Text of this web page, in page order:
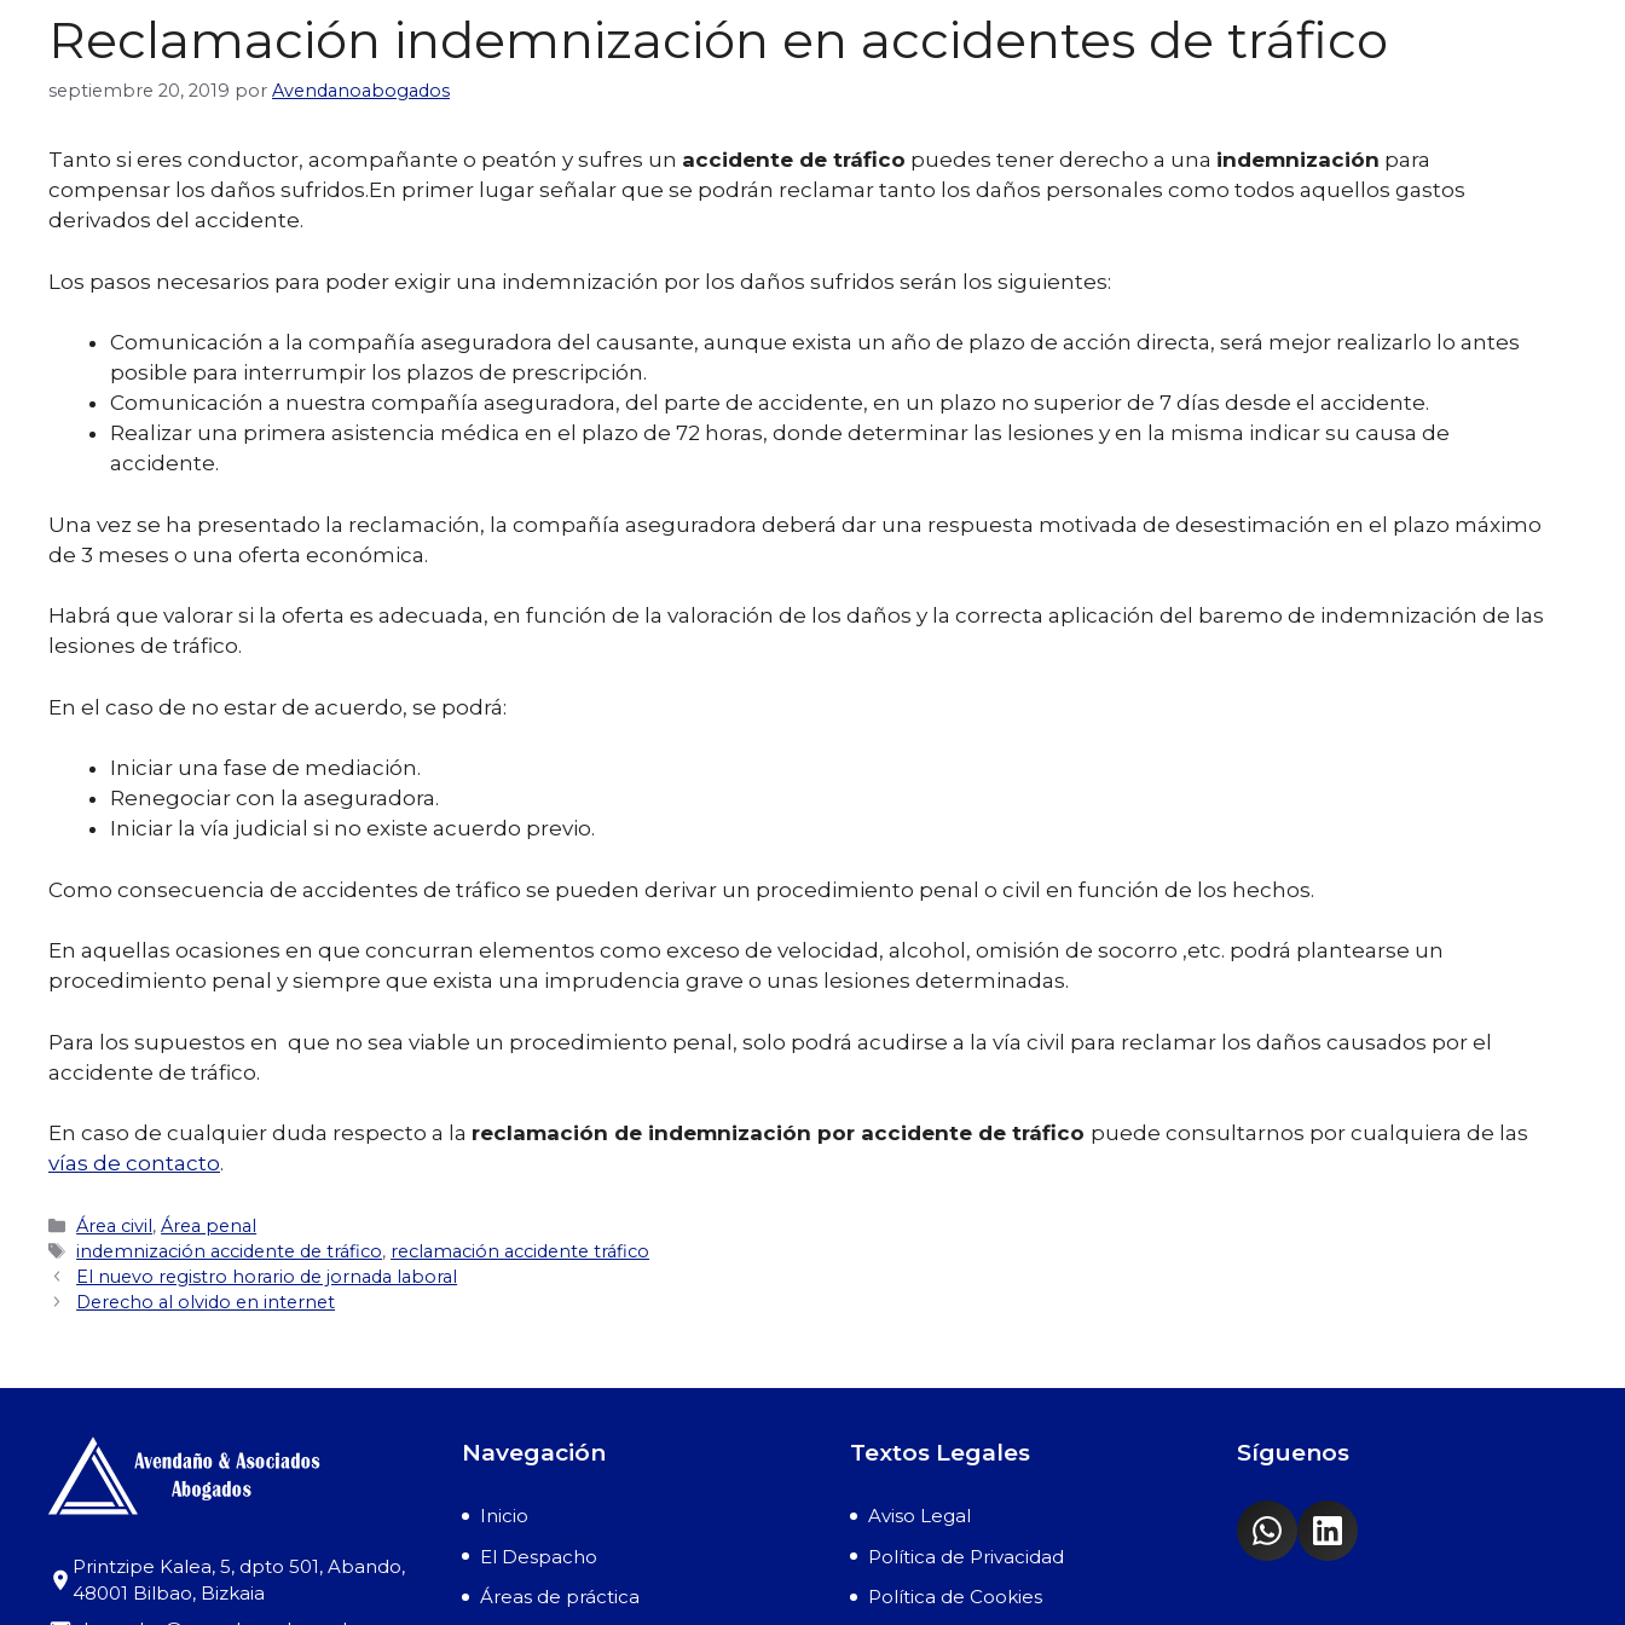
Reclamación indemnización en accidentes de tráfico
septiembre 20, 2019 por Avendanoabogados
Tanto si eres conductor, acompañante o peatón y sufres un accidente de tráfico puedes tener derecho a una indemnización para
compensar los daños sufridos.En primer lugar señalar que se podrán reclamar tanto los daños personales como todos aquellos gastos
derivados del accidente.
Los pasos necesarios para poder exigir una indemnización por los daños sufridos serán los siguientes:
Comunicación a la compañía aseguradora del causante, aunque exista un año de plazo de acción directa, será mejor realizarlo lo antes
posible para interrumpir los plazos de prescripción.
Comunicación a nuestra compañía aseguradora, del parte de accidente, en un plazo no superior de 7 días desde el accidente.
Realizar una primera asistencia médica en el plazo de 72 horas, donde determinar las lesiones y en la misma indicar su causa de
accidente.
Una vez se ha presentado la reclamación, la compañía aseguradora deberá dar una respuesta motivada de desestimación en el plazo máximo
de 3 meses o una oferta económica.
Habrá que valorar si la oferta es adecuada, en función de la valoración de los daños y la correcta aplicación del baremo de indemnización de las
lesiones de tráfico.
En el caso de no estar de acuerdo, se podrá:
Iniciar una fase de mediación.
Renegociar con la aseguradora.
Iniciar la vía judicial si no existe acuerdo previo.
Como consecuencia de accidentes de tráfico se pueden derivar un procedimiento penal o civil en función de los hechos.
En aquellas ocasiones en que concurran elementos como exceso de velocidad, alcohol, omisión de socorro ,etc. podrá plantearse un
procedimiento penal y siempre que exista una imprudencia grave o unas lesiones determinadas.
Para los supuestos en que no sea viable un procedimiento penal, solo podrá acudirse a la vía civil para reclamar los daños causados por el
accidente de tráfico.
En caso de cualquier duda respecto a la reclamación de indemnización por accidente de tráfico puede consultarnos por cualquiera de las
vías de contacto.
Categorías
Área civil,Área penal
Etiquetas
indemnización accidente de tráfico, reclamación accidente tráfico
El nuevo registro horario de jornada laboral
Derecho al olvido en internet
Printzipe Kalea, 5, dpto 501, Abando,
48001 Bilbao, Bizkaia
Navegación
Inicio
El Despacho
Áreas de práctica
Textos Legales
Aviso Legal
Política de Privacidad
Política de Cookies
Síguenos